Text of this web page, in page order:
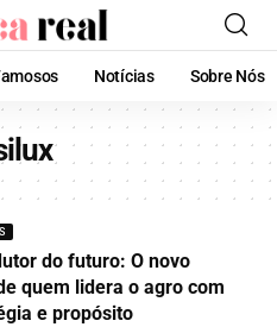
Notícias Sobre Nós
do futuro: O novo
quem lidera o agro com
e propósito